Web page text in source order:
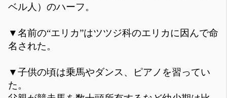
ベル人）のハーフ。
▼名前の“エリカ”はツツジ科のエリカに因んで命
名された。
▼子供の頃は乗馬やダンス、ピアノを習ってい
た。